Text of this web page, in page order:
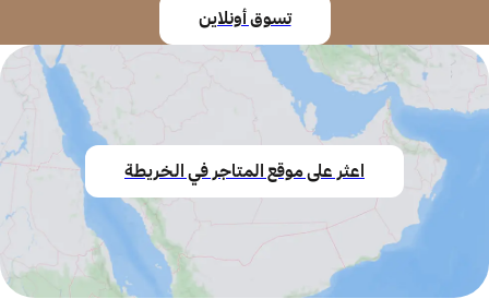
تسوق أونلاين
اعثر على موقع المتاجر في الخريطة